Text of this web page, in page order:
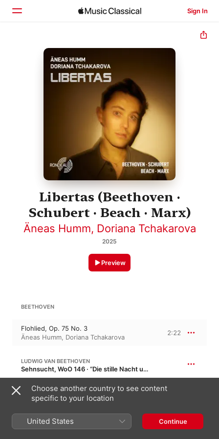
Sign In
Home
Browse
Libertas (Beethoven ·
Schubert · Beach · Marx)
Äneas Humm, Doriana Tchakarova
2025
Preview
BEETHOVEN
Flohlied, Op. 75 No. 3
Äneas Humm, Doriana Tchakarova
2:22
LUDWIG VAN BEETHOVEN
Sehnsucht, WoO 146 · “Die stille Nacht umdunkelt erquikkend Tal und Höh (Reissig)”
Sehnsucht, WoO 146
Doriana Tchakarova,Äneas Humm
LUDWIG VAN BEETHOVEN
Der Liebende, WoO 139 · “Welch ein wunderbares Leben”
Choose another country to see content
specific to your location
United States Continue